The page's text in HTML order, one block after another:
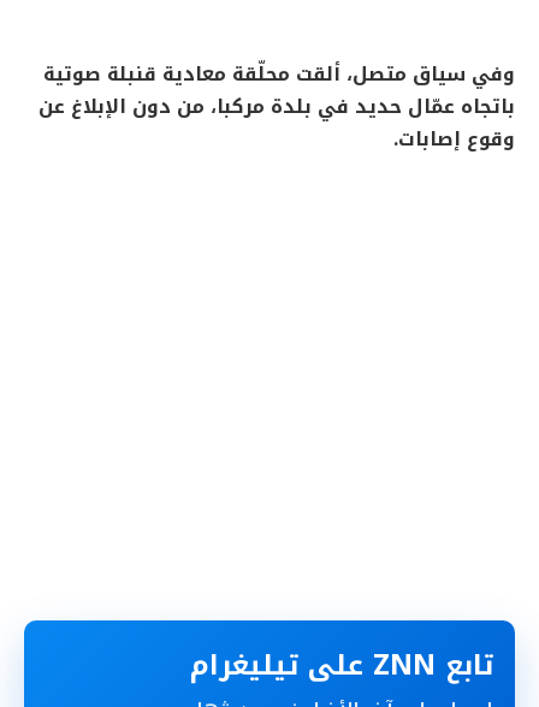
وفي سياق متصل، ألقت محلّقة معادية قنبلة صوتية
باتجاه عمّال حديد في بلدة مركبا، من دون الإبلاغ عن
وقوع إصابات.
تابع ZNN على تيليغرام